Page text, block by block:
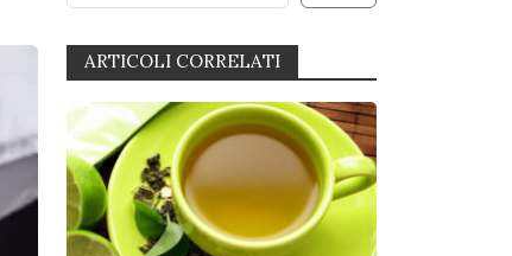
ARTICOLI CORRELATI